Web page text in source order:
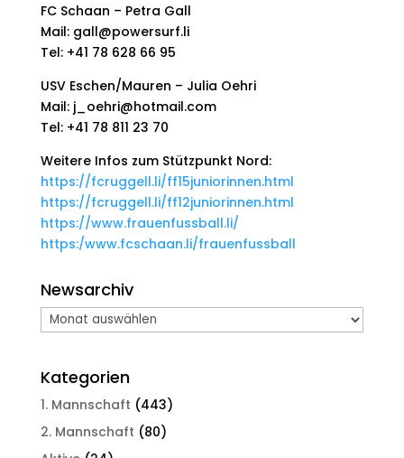
FC Schaan – Petra Gall
Mail: gall@powersurf.li
Tel: +41 78 628 66 95
USV Eschen/Mauren – Julia Oehri
Mail: j_oehri@hotmail.com
Tel: +41 78 811 23 70
Weitere Infos zum Stützpunkt Nord:
https://fcruggell.li/ff15juniorinnen.html
https://fcruggell.li/ff12juniorinnen.html
https://www.frauenfussball.li/
https:/www.fcschaan.li/frauenfussball
Newsarchiv
Newsarchiv
Kategorien
1. Mannschaft (443)
2. Mannschaft (80)